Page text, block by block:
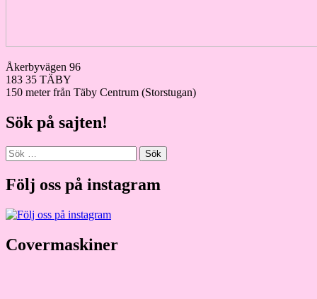
Åkerbyvägen 96
183 35 TÄBY
150 meter från Täby Centrum (Storstugan)
Sök på sajten!
Sök
efter:
Följ oss på instagram
Covermaskiner